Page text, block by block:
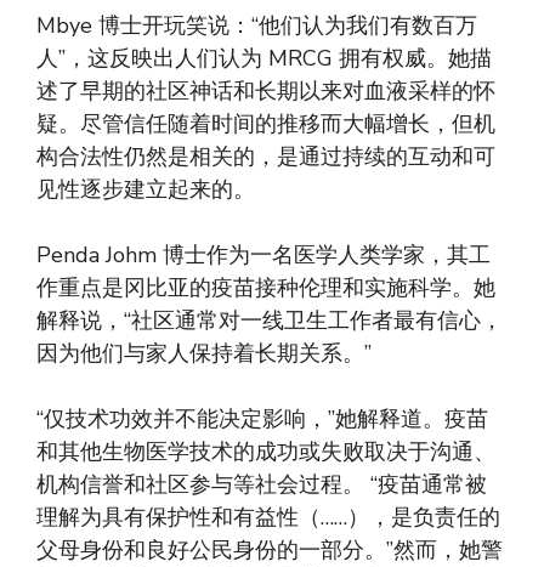
Mbye 博士开玩笑说：“他们认为我们有数百万
人”，这反映出人们认为 MRCG 拥有权威。她描
述了早期的社区神话和长期以来对血液采样的怀
疑。尽管信任随着时间的推移而大幅增长，但机
构合法性仍然是相关的，是通过持续的互动和可
见性逐步建立起来的。
Penda Johm 博士作为一名医学人类学家，其工
作重点是冈比亚的疫苗接种伦理和实施科学。她
解释说，“社区通常对一线卫生工作者最有信心，
因为他们与家人保持着长期关系。”
“仅技术功效并不能决定影响，”她解释道。疫苗
和其他生物医学技术的成功或失败取决于沟通、
机构信誉和社区参与等社会过程。 “疫苗通常被
理解为具有保护性和有益性（……），是负责任的
父母身份和良好公民身份的一部分。”然而，她警